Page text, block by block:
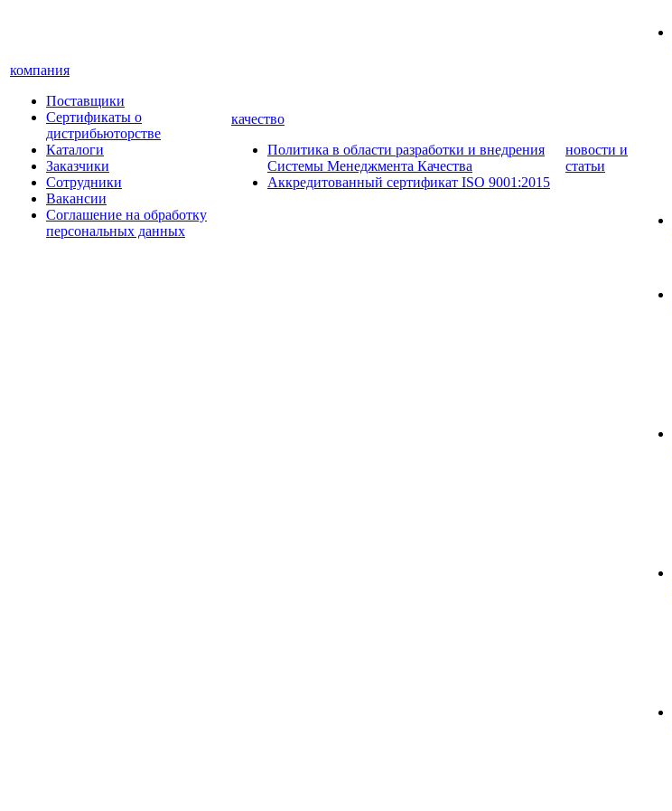
компания
Поставщики
Сертификаты о
дистрибьюторстве
Каталоги
Заказчики
Сотрудники
Вакансии
Соглашение на обработку
персональных данных
качество
Политика в области разработки и внедрения
Системы Менеджмента Качества
Аккредитованный сертификат ISO 9001:2015
новости и
статьи